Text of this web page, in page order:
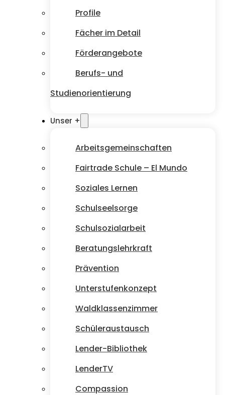
Profile
Fächer im Detail
Förderangebote
Berufs- und
Studienorientierung
Unser +
Arbeitsgemeinschaften
Fairtrade Schule – El Mundo
Soziales Lernen
Schulseelsorge
Schulsozialarbeit
Beratungslehrkraft
Prävention
Unterstufenkonzept
Waldklassenzimmer
Schüleraustausch
Lender-Bibliothek
LenderTV
Compassion